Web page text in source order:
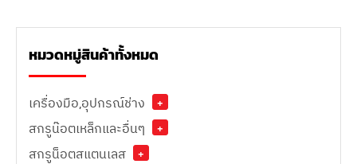
หมวดหมู่สินค้าทั้งหมด
เครื่องมือ,อุปกรณ์ช่าง
+
สกรูน๊อตเหล็กและอื่นๆ
+
สกรูน็อตสแตนเลส
+